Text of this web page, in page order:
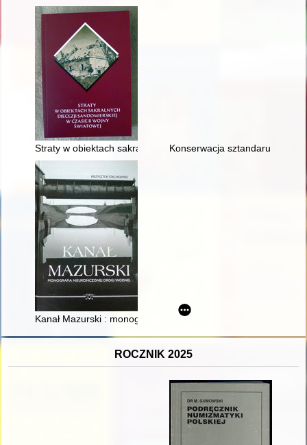
Straty w obiektach sakralnych dekanatu kunowskiego i
Konserwacja sztandaru ze
Kanał Mazurski : monografia nieukończonej drogi wodnej
ROCZNIK 2025